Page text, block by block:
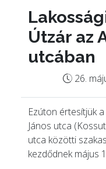
Útzár az
utcában
26.
Ezúton értesítjük
János utca
utca közötti
kezdődnek május